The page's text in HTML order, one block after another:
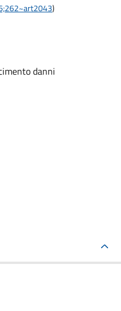
)
danni